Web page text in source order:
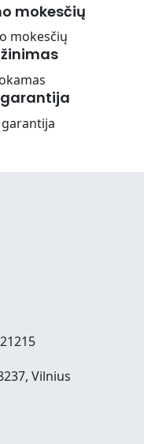
mokesčių
garantija
Vilnius